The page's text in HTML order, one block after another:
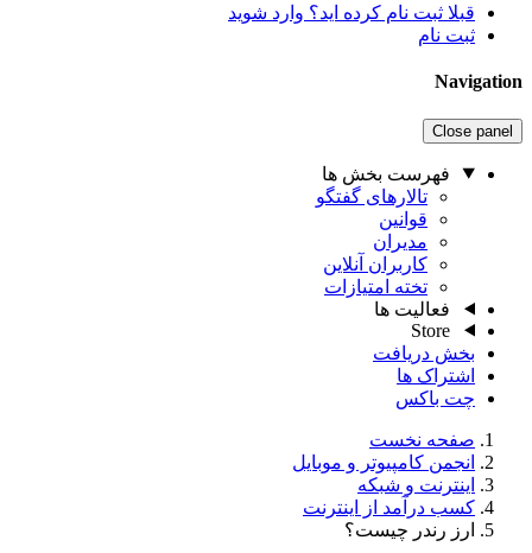
قبلا ثبت نام کرده اید؟ وارد شوید
ثبت نام
Navigation
Close panel
فهرست بخش ها
تالارهای گفتگو
قوانین
مدیران
کاربران آنلاین
تخته امتیازات
فعالیت ها
Store
بخش دریافت
اشتراک ها
چت باکس
صفحه نخست
انجمن کامپیوتر و موبایل
اینترنت و شبکه
کسب درآمد از اینترنت
ارز رندر چیست؟